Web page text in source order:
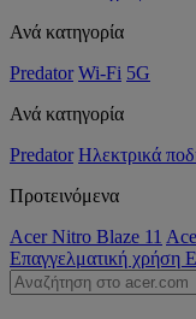
Ανά κατηγορία
Predator Wi-Fi 5G
Ανά κατηγορία
Predator Ηλεκτρικά
Προτεινόμενα
Acer Nitro Blaze 11
Επαγγελματική χρήση